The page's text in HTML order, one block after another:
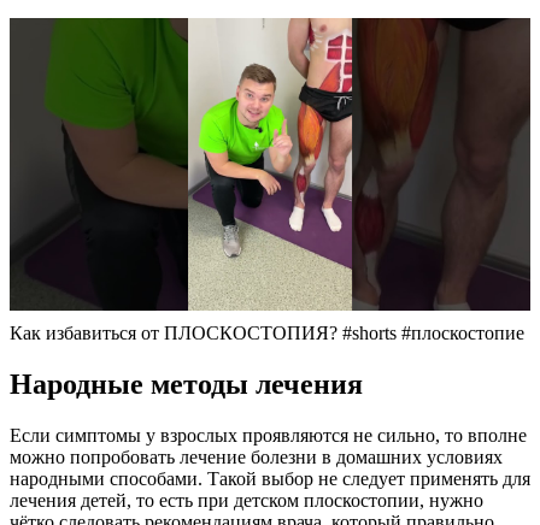
Как избавиться от ПЛОСКОСТОПИЯ? #shorts #плоскостопие
Народные методы лечения
Если симптомы у взрослых проявляются не сильно, то вполне
можно попробовать лечение болезни в домашних условиях
народными способами. Такой выбор не следует применять для
лечения детей, то есть при детском плоскостопии, нужно